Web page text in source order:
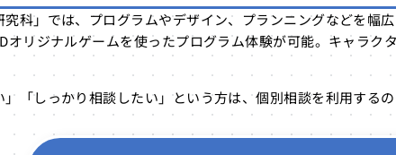
科」では、プログラムやデザイン、プランニングなどを幅
オリジナルゲームを使ったプログラム体験が可能。キャラク
」「しっかり相談したい」という方は、個別相談を利用するの